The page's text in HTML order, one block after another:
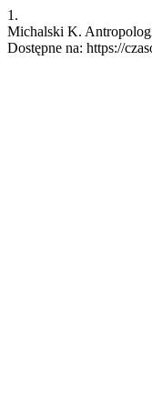
1.
Michalski K.
Dostępne na: https://